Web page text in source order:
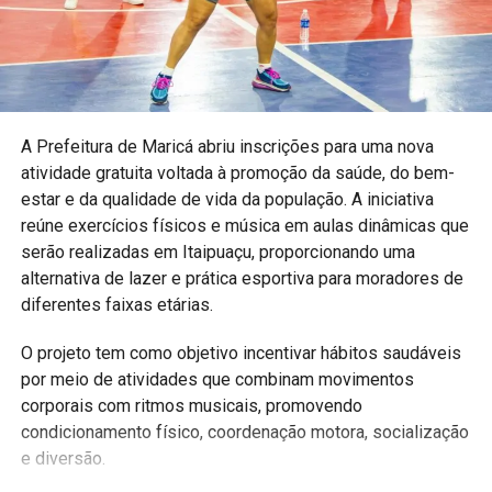
Esportes, eventos esportivos em Maricá, Maricá Web TV,
competição de futevôlei.
A Prefeitura de Maricáabriu inscrições para uma nova
atividade gratuita voltada à promoção da saúde, do bem-
estar e da qualidade de vida da população. A iniciativa
reúne exercícios físicos e música em aulas dinâmicas que
serão realizadas em Itaipuaçu, proporcionando uma
alternativa de lazer e prática esportiva para moradores de
diferentes faixas etárias.
O projeto tem como objetivo incentivar hábitos saudáveis
por meio de atividades que combinam movimentos
corporais com ritmos musicais, promovendo
condicionamento físico, coordenação motora, socialização
e diversão.